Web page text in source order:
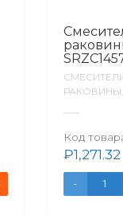
Код
₽1,271.32